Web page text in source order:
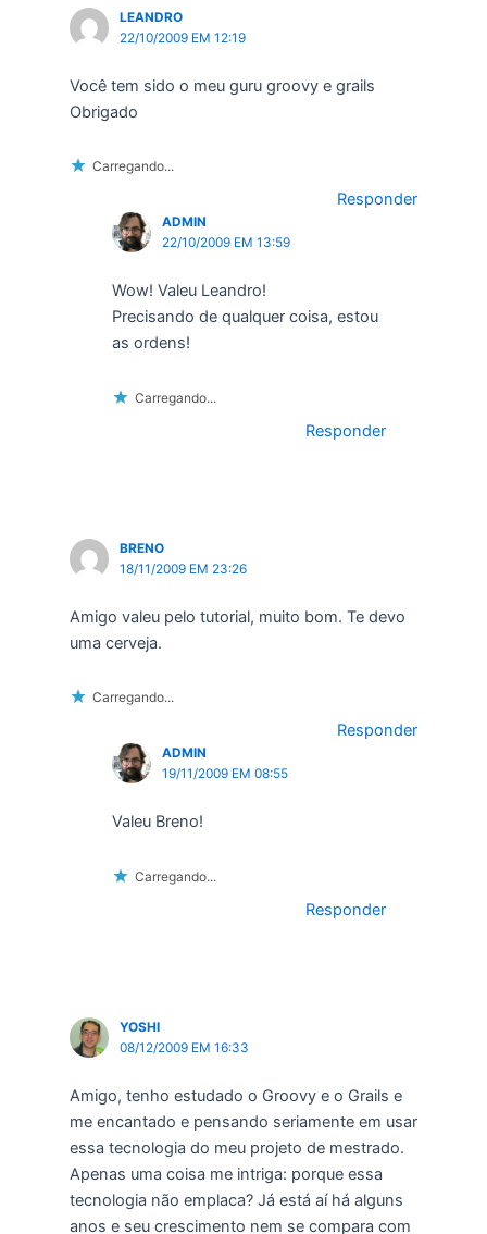
LEANDRO
22/10/2009 EM 12:19
Você tem sido o meu guru groovy e grails
Obrigado
Carregando...
Responder
ADMIN
22/10/2009 EM 13:59
Wow! Valeu Leandro!
Precisando de qualquer coisa, estou
as ordens!
Carregando...
Responder
BRENO
18/11/2009 EM 23:26
Amigo valeu pelo tutorial, muito bom. Te devo
uma cerveja.
Carregando...
Responder
ADMIN
19/11/2009 EM 08:55
Valeu Breno!
Carregando...
Responder
YOSHI
08/12/2009 EM 16:33
Amigo, tenho estudado o Groovy e o Grails e
me encantado e pensando seriamente em usar
essa tecnologia do meu projeto de mestrado.
Apenas uma coisa me intriga: porque essa
tecnologia não emplaca? Já está aí há alguns
anos e seu crescimento nem se compara com